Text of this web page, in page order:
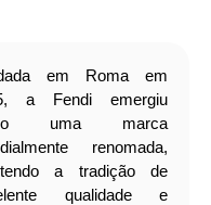
em Roma em
a Fendi emergiu
uma marca
renomada,
a tradição de
qualidade e